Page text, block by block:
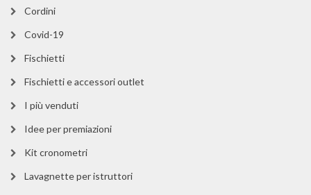
Cordini
Covid-19
Fischietti
Fischietti e accessori outlet
I più venduti
Idee per premiazioni
Kit cronometri
Lavagnette per istruttori